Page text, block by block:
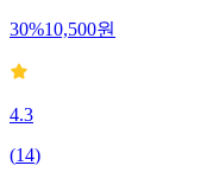
30%10,500원
4.3
(14)